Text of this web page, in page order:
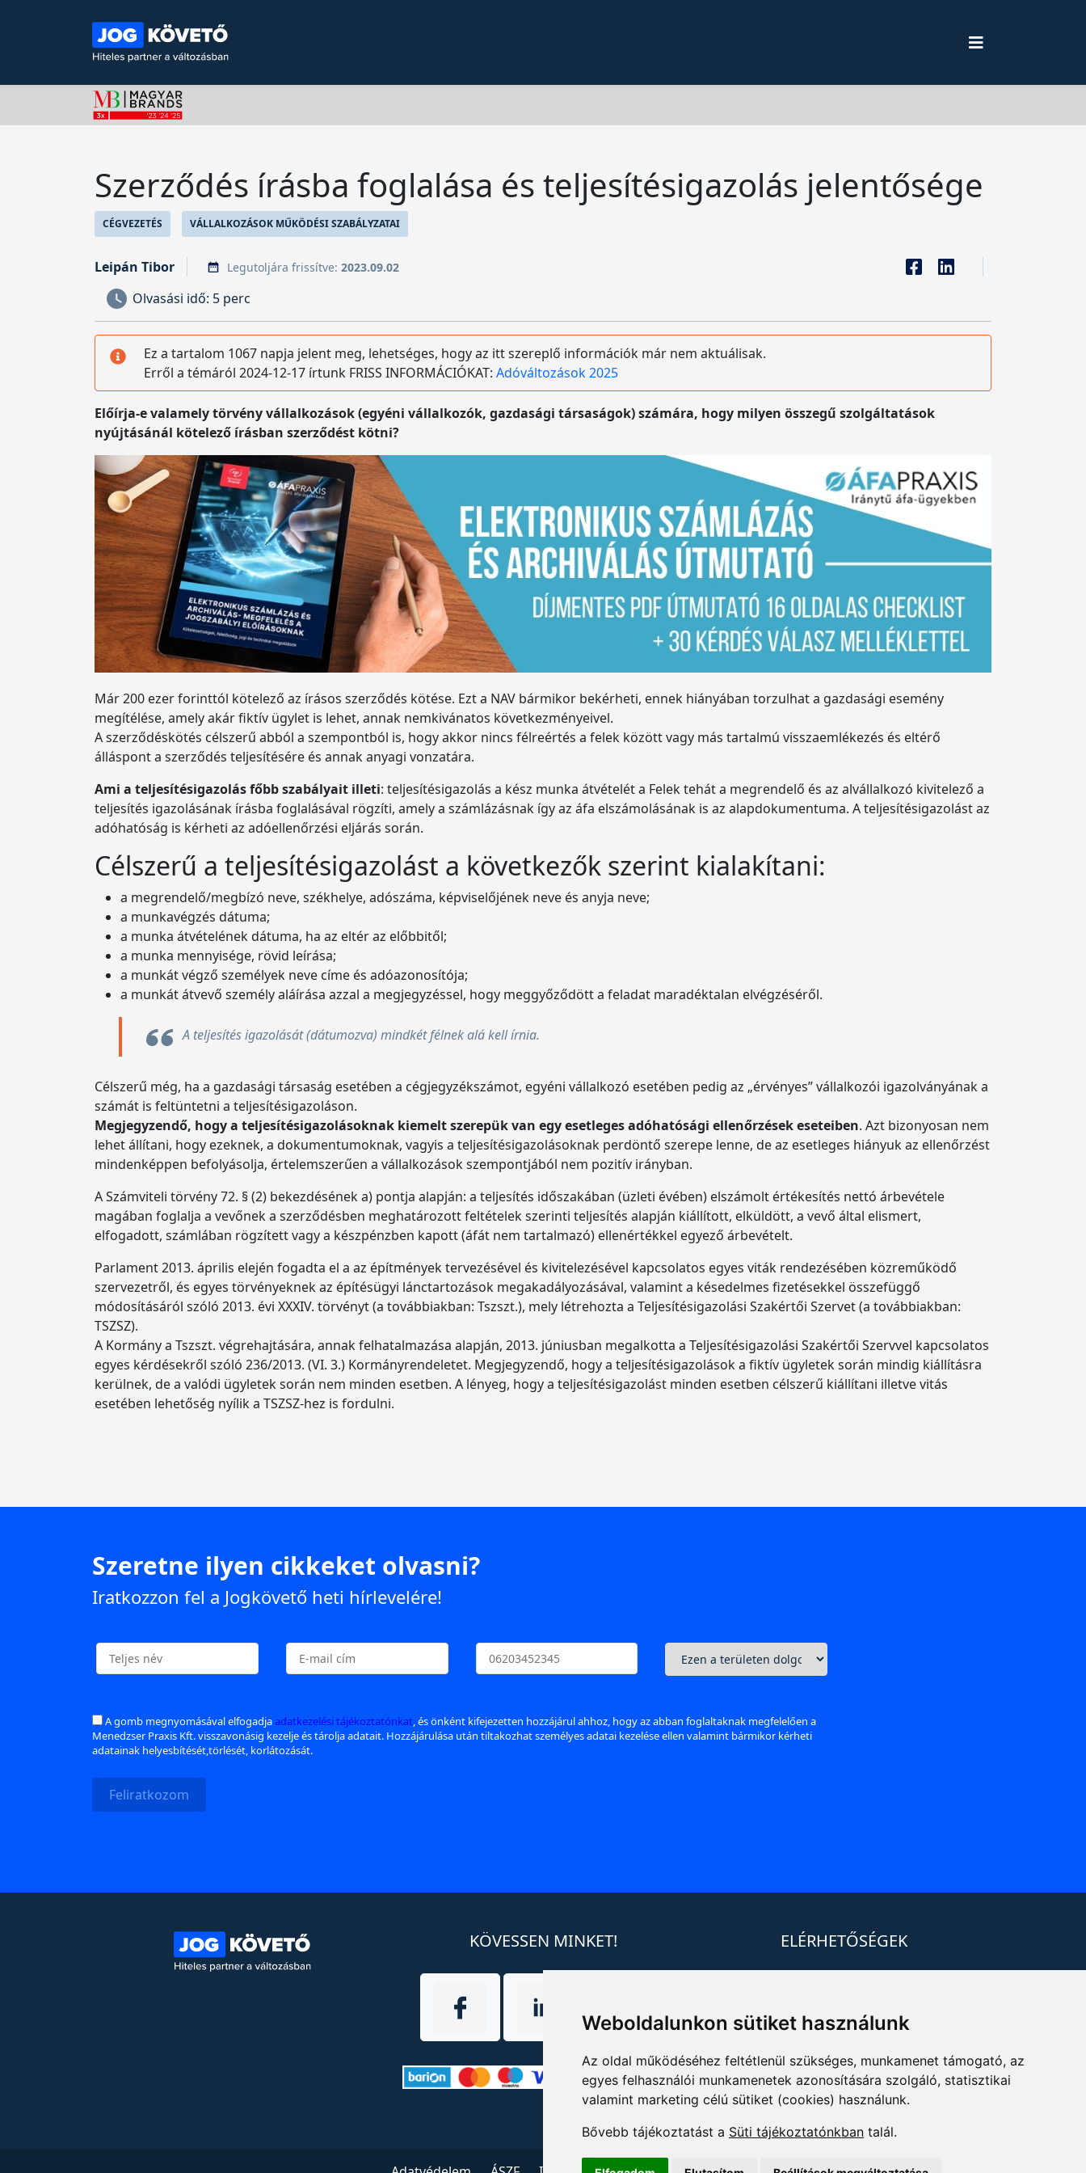
Weboldalunkon sütiket használunk
Az oldal működéséhez feltétlenül szükséges, munkamenet támogató, az
egyes felhasználói munkamenetek azonosítására szolgáló, statisztikai
valamint marketing célú sütiket (cookies) használunk.
Bővebb tájékoztatást a Süti tájékoztatónkban talál.
Szerződés írásba foglalása és teljesítésigazolás jelentősége
CÉGVEZETÉS VÁLLALKOZÁSOK MŰKÖDÉSI SZABÁLYZATAI
Leipán Tibor Legutoljára frissítve: 2023.09.02
Olvasási idő: 5 perc
Ez a tartalom 1067 napja jelent meg, lehetséges, hogy az itt szereplő információk már nem aktuálisak.
Erről a témáról 2024-12-17 írtunk FRISS INFORMÁCIÓKAT: Adóváltozások 2025
Előírja-e valamely törvény vállalkozások (egyéni vállalkozók, gazdasági társaságok) számára, hogy milyen összegű szolgáltatások
nyújtásánál kötelező írásban szerződést kötni?
Már 200 ezer forinttól kötelező az írásos szerződés kötése. Ezt a NAV bármikor bekérheti, ennek hiányában torzulhat a gazdasági esemény
megítélése, amely akár fiktív ügylet is lehet, annak nemkivánatos következményeivel.
A szerződéskötés célszerű abból a szempontból is, hogy akkor nincs félreértés a felek között vagy más tartalmú visszaemlékezés és eltérő
álláspont a szerződés teljesítésére és annak anyagi vonzatára.
Ami a teljesítésigazolás főbb szabályait illeti: teljesítésigazolás a kész munka átvételét a Felek tehát a megrendelő és az alvállalkozó kivitelező a
teljesítés igazolásának írásba foglalásával rögzíti, amely a számlázásnak így az áfa elszámolásának is az alapdokumentuma. A teljesítésigazolást az
adóhatóság is kérheti az adóellenőrzési eljárás során.
Célszerű a teljesítésigazolást a következők szerint kialakítani:
a megrendelő/megbízó neve, székhelye, adószáma, képviselőjének neve és anyja neve;
a munkavégzés dátuma;
a munka átvételének dátuma, ha az eltér az előbbitől;
a munka mennyisége, rövid leírása;
a munkát végző személyek neve címe és adóazonosítója;
a munkát átvevő személy aláírása azzal a megjegyzéssel, hogy meggyőződött a feladat maradéktalan elvégzéséről.
A teljesítés igazolását (dátumozva) mindkét félnek alá kell írnia.
Célszerű még, ha a gazdasági társaság esetében a cégjegyzékszámot, egyéni vállalkozó esetében pedig az „érvényes” vállalkozói igazolványának a
számát is feltüntetni a teljesítésigazoláson.
Megjegyzendő, hogy a teljesítésigazolásoknak kiemelt szerepük van egy esetleges adóhatósági ellenőrzések eseteiben. Azt bizonyosan nem
lehet állítani, hogy ezeknek, a dokumentumoknak, vagyis a teljesítésigazolásoknak perdöntő szerepe lenne, de az esetleges hiányuk az ellenőrzést
mindenképpen befolyásolja, értelemszerűen a vállalkozások szempontjából nem pozitív irányban.
A Számviteli törvény 72. § (2) bekezdésének a) pontja alapján: a teljesítés időszakában (üzleti évében) elszámolt értékesítés nettó árbevétele
magában foglalja a vevőnek a szerződésben meghatározott feltételek szerinti teljesítés alapján kiállított, elküldött, a vevő által elismert,
elfogadott, számlában rögzített vagy a készpénzben kapott (áfát nem tartalmazó) ellenértékkel egyező árbevételt.
Parlament 2013. április elején fogadta el a az építmények tervezésével és kivitelezésével kapcsolatos egyes viták rendezésében közreműködő
szervezetről, és egyes törvényeknek az építésügyi lánctartozások megakadályozásával, valamint a késedelmes fizetésekkel összefüggő
módosításáról szóló 2013. évi XXXIV. törvényt (a továbbiakban: Tszszt.), mely létrehozta a Teljesítésigazolási Szakértői Szervet (a továbbiakban:
TSZSZ).
A Kormány a Tszszt. végrehajtására, annak felhatalmazása alapján, 2013. júniusban megalkotta a Teljesítésigazolási Szakértői Szervvel kapcsolatos
egyes kérdésekről szóló 236/2013. (VI. 3.) Kormányrendeletet. Megjegyzendő, hogy a teljesítésigazolások a fiktív ügyletek során mindig kiállításra
kerülnek, de a valódi ügyletek során nem minden esetben. A lényeg, hogy a teljesítésigazolást minden esetben célszerű kiállítani illetve vitás
esetében lehetőség nyílik a TSZSZ-hez is fordulni.
Szeretne ilyen cikkeket olvasni?
Iratkozzon fel a Jogkövető heti hírlevelére!
A gomb megnyomásával elfogadjaadatkezelési tájékoztatónkat, és önként kifejezetten hozzájárul ahhoz, hogy az abban foglaltaknak megfelelően a
Menedzser Praxis Kft. visszavonásig kezelje és tárolja adatait. Hozzájárulása után tiltakozhat személyes adatai kezelése ellen valamint bármikor kérheti
adatainak helyesbítését,törlését, korlátozását.
Feliratkozom
KÖVESSEN MINKET! ELÉRHETŐSÉGEK
info@mprx.hu